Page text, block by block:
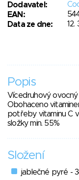
Dodavatel:
EAN:
Data ze dne:
12.
Popis
Vícedruhový
Obohaceno
potřeby vitaminu C
složky min. 55%
Složení
jablečné pyré -